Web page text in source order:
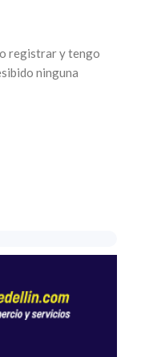
registrar y tengo
ninguna